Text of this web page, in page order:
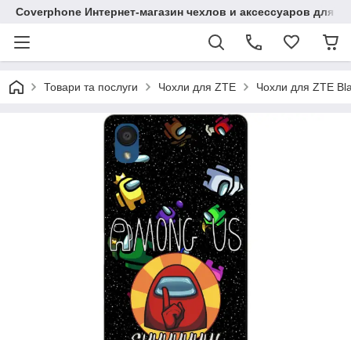
Coverphone Интернет-магазин чехлов и аксессуаров для
Товари та послуги Чохли для ZTE Чохли для ZTE